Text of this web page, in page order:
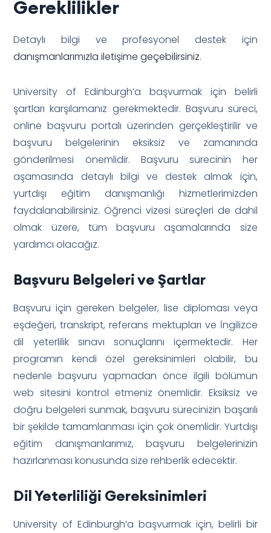
Gereklilikler
Detaylı bilgi ve profesyonel destek için
danışmanlarımızla iletişime geçebilirsiniz.
University of Edinburgh’a başvurmak için belirli
şartları karşılamanız gerekmektedir. Başvuru süreci,
online başvuru portalı üzerinden gerçekleştirilir ve
başvuru belgelerinin eksiksiz ve zamanında
gönderilmesi önemlidir. Başvuru sürecinin her
aşamasında detaylı bilgi ve destek almak için,
yurtdışı eğitim danışmanlığı hizmetlerimizden
faydalanabilirsiniz. Öğrenci vizesi süreçleri de dahil
olmak üzere, tüm başvuru aşamalarında size
yardımcı olacağız.
Başvuru Belgeleri ve Şartlar
Başvuru için gereken belgeler, lise diploması veya
eşdeğeri, transkript, referans mektupları ve İngilizce
dil yeterlilik sınavı sonuçlarını içermektedir. Her
programın kendi özel gereksinimleri olabilir, bu
nedenle başvuru yapmadan önce ilgili bölümün
web sitesini kontrol etmeniz önemlidir. Eksiksiz ve
doğru belgeleri sunmak, başvuru sürecinizin başarılı
bir şekilde tamamlanması için çok önemlidir. Yurtdışı
eğitim danışmanlarımız, başvuru belgelerinizin
hazırlanması konusunda size rehberlik edecektir.
Dil Yeterliliği Gereksinimleri
University of Edinburgh’a başvurmak için, belirli bir